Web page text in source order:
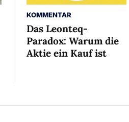
KOMMENTAR
Das Leonteq-
Paradox: Warum die
Aktie ein Kauf ist